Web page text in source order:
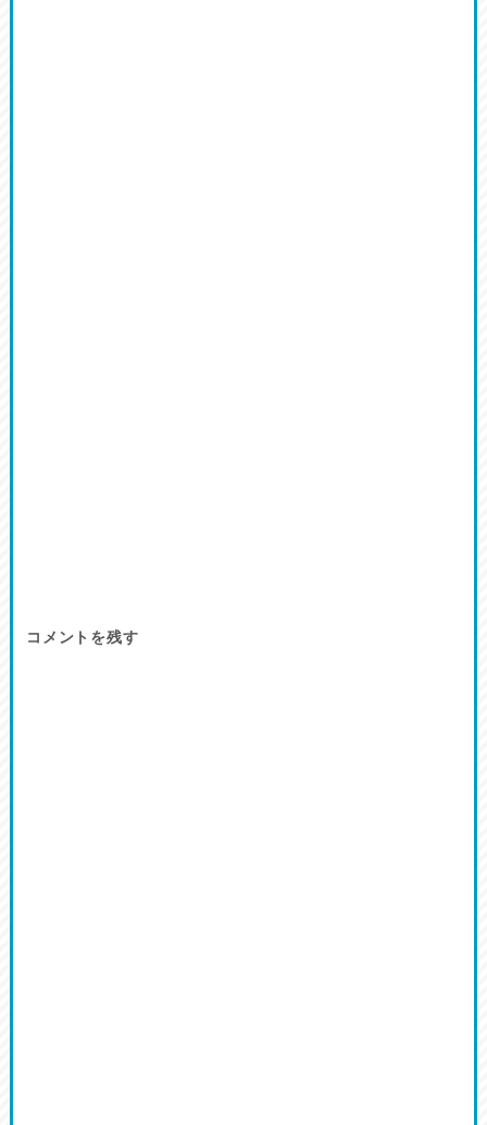
コメントを残す